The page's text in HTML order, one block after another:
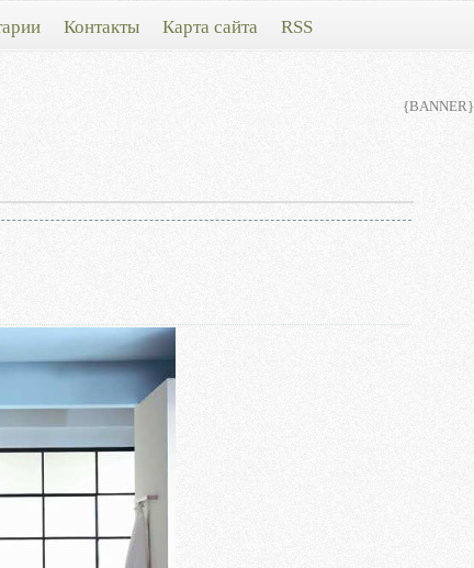
Контакты Карта сайта RSS
{BANNER}